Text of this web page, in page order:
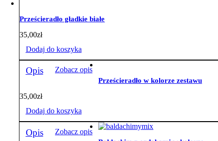
Prześcieradło gładkie białe
35,00zł
Dodaj do koszyka
Opis Zobacz opis
Prześcieradło w kolorze zestawu
35,00zł
Dodaj do koszyka
Opis Zobacz opis